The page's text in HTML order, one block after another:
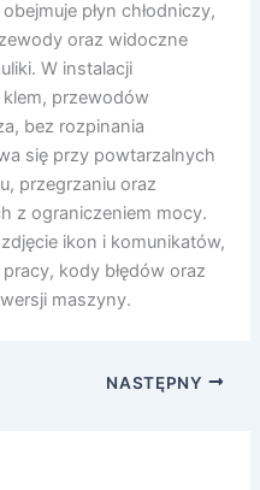
płyn chłodniczy,
oraz widoczne
W instalacji
przewodów
bez rozpinania
się przy powtarzalnych
przegrzaniu oraz
z ograniczeniem mocy.
ikon i komunikatów,
kody błędów oraz
maszyny.
NASTĘPNY